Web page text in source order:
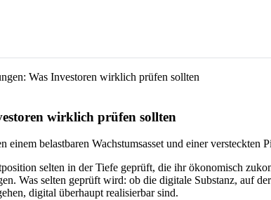
Was Investoren wirklich prüfen sollten
wirklich prüfen sollten
belastbaren Wachstumsasset und einer versteckten
selten in der Tiefe geprüft, die ihr ökonomisch
Was selten geprüft wird: ob die digitale Substanz, auf
digital überhaupt realisierbar sind.